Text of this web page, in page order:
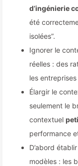
d’ingénierie
été
isolées”.
Ignorer le
réelles : des
les
Élargir le
seulement le
contextuel
performance
D’abord
modèles : les